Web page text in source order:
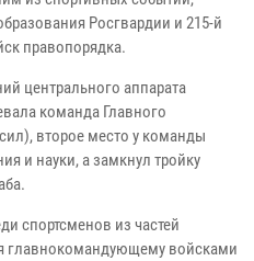
Росгвардии и 215-й
правопорядка.
центрального аппарата
команда Главного
второе место у команды
и науки, а замкнул тройку
спортсменов из частей
главнокомандующему войсками